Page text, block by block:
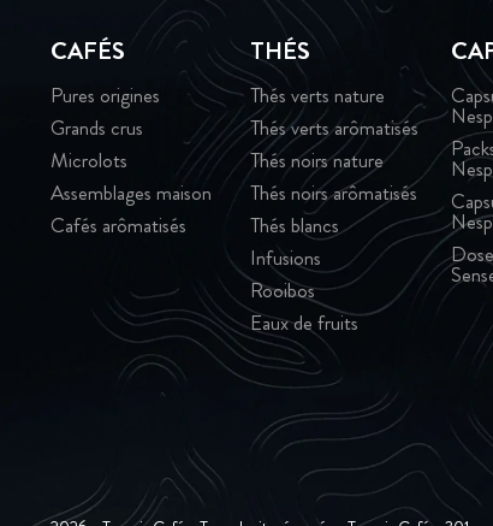
CAFÉS
Pures origines
Grands crus
Microlots
Assemblages maison
Cafés arômatisés
THÉS
Thés verts nature
Thés verts arômatisés
Thés noirs nature
Thés noirs arômatisés
Thés blancs
Infusions
Rooibos
Eaux de fruits